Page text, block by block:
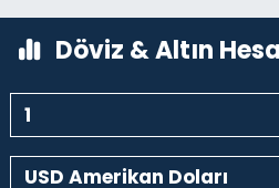
Döviz & Altın